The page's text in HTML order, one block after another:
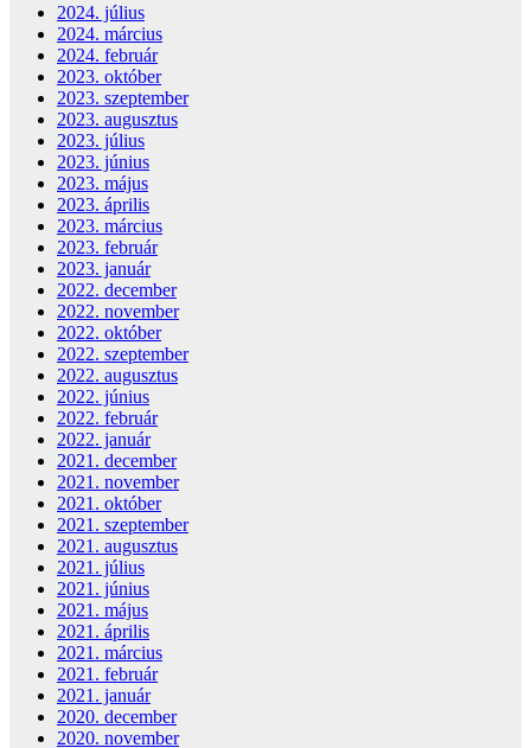
2024. július
2024. március
2024. február
2023. október
2023. szeptember
2023. augusztus
2023. július
2023. június
2023. május
2023. április
2023. március
2023. február
2023. január
2022. december
2022. november
2022. október
2022. szeptember
2022. augusztus
2022. június
2022. február
2022. január
2021. december
2021. november
2021. október
2021. szeptember
2021. augusztus
2021. július
2021. június
2021. május
2021. április
2021. március
2021. február
2021. január
2020. december
2020. november